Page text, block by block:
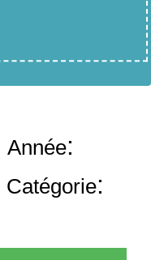
Année:
Catégorie: